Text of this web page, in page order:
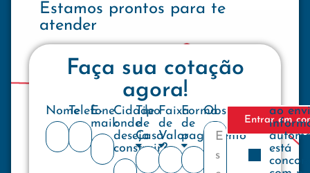
Estamos prontos para te
atender
Faça sua cotação
agora!
NomeTelefone
E-
mail:
Cidade
onde
deseja
construir?
Tipo
de
Casa
Faixa
de
Valor
Forma
de
pagamento
Observações
Entrar em
ao
está